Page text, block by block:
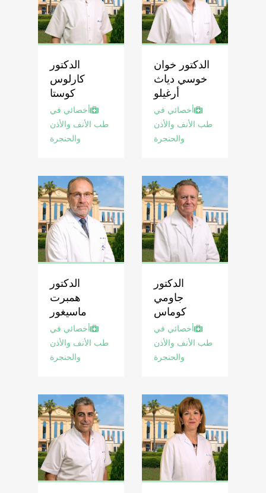
الدكتور خوان
خوسي دياث
أرغيلو
أخصائي في
طب الأنف والأذن
والحنجرة
الدكتور
كارلوس
كوستا
أخصائي في
طب الأنف والأذن
والحنجرة
الدكتور
جاومي
كوماس
أخصائي في
طب الأنف والأذن
والحنجرة
الدكتور
همبرت
ماسيغور
أخصائي في
طب الأنف والأذن
والحنجرة